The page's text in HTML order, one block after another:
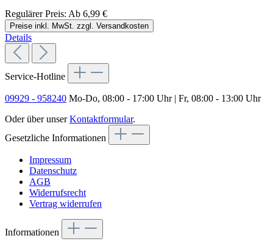
Regulärer Preis: Ab 6,99 €
Preise inkl. MwSt. zzgl. Versandkosten
Details
Service-Hotline
09929 - 958240 Mo-Do, 08:00 - 17:00 Uhr | Fr, 08:00 - 13:00 Uhr
Oder über unserKontaktformular.
Gesetzliche Informationen
Impressum
Datenschutz
AGB
Widerrufsrecht
Vertrag widerrufen
Informationen